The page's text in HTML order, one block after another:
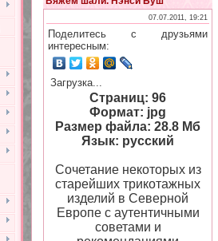
07.07.2011, 19:21
Поделитесь с друзьями
интересным:
Загрузка...
Страниц: 96
Формат: jpg
Размер файла: 28.8 Мб
Язык: русский
Сочетание некоторых из
старейших трикотажных
изделий в Северной
Европе с аутентичными
советами и